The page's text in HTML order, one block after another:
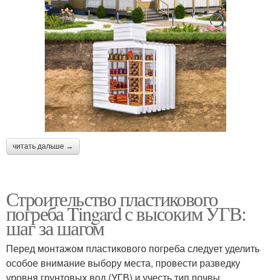
читать дальше →
Строительство пластикового
погреба Tingard с высоким УГВ:
шаг за шагом
Перед монтажом пластикового погреба следует уделить
особое внимание выбору места, провести разведку
уровня грунтовых вод (УГВ) и учесть тип почвы.